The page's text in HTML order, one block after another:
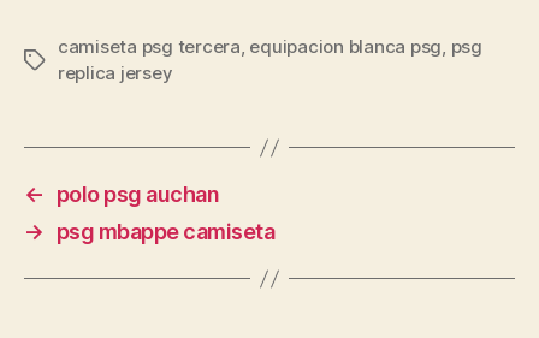
Etiquetas
camiseta psg tercera, equipacion blanca psg, psg
replica jersey
←
polo psg auchan
→
psg mbappe camiseta